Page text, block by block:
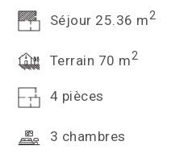
Séjour 25.36 m2
Terrain 70 m2
4 pièces
3 chambres